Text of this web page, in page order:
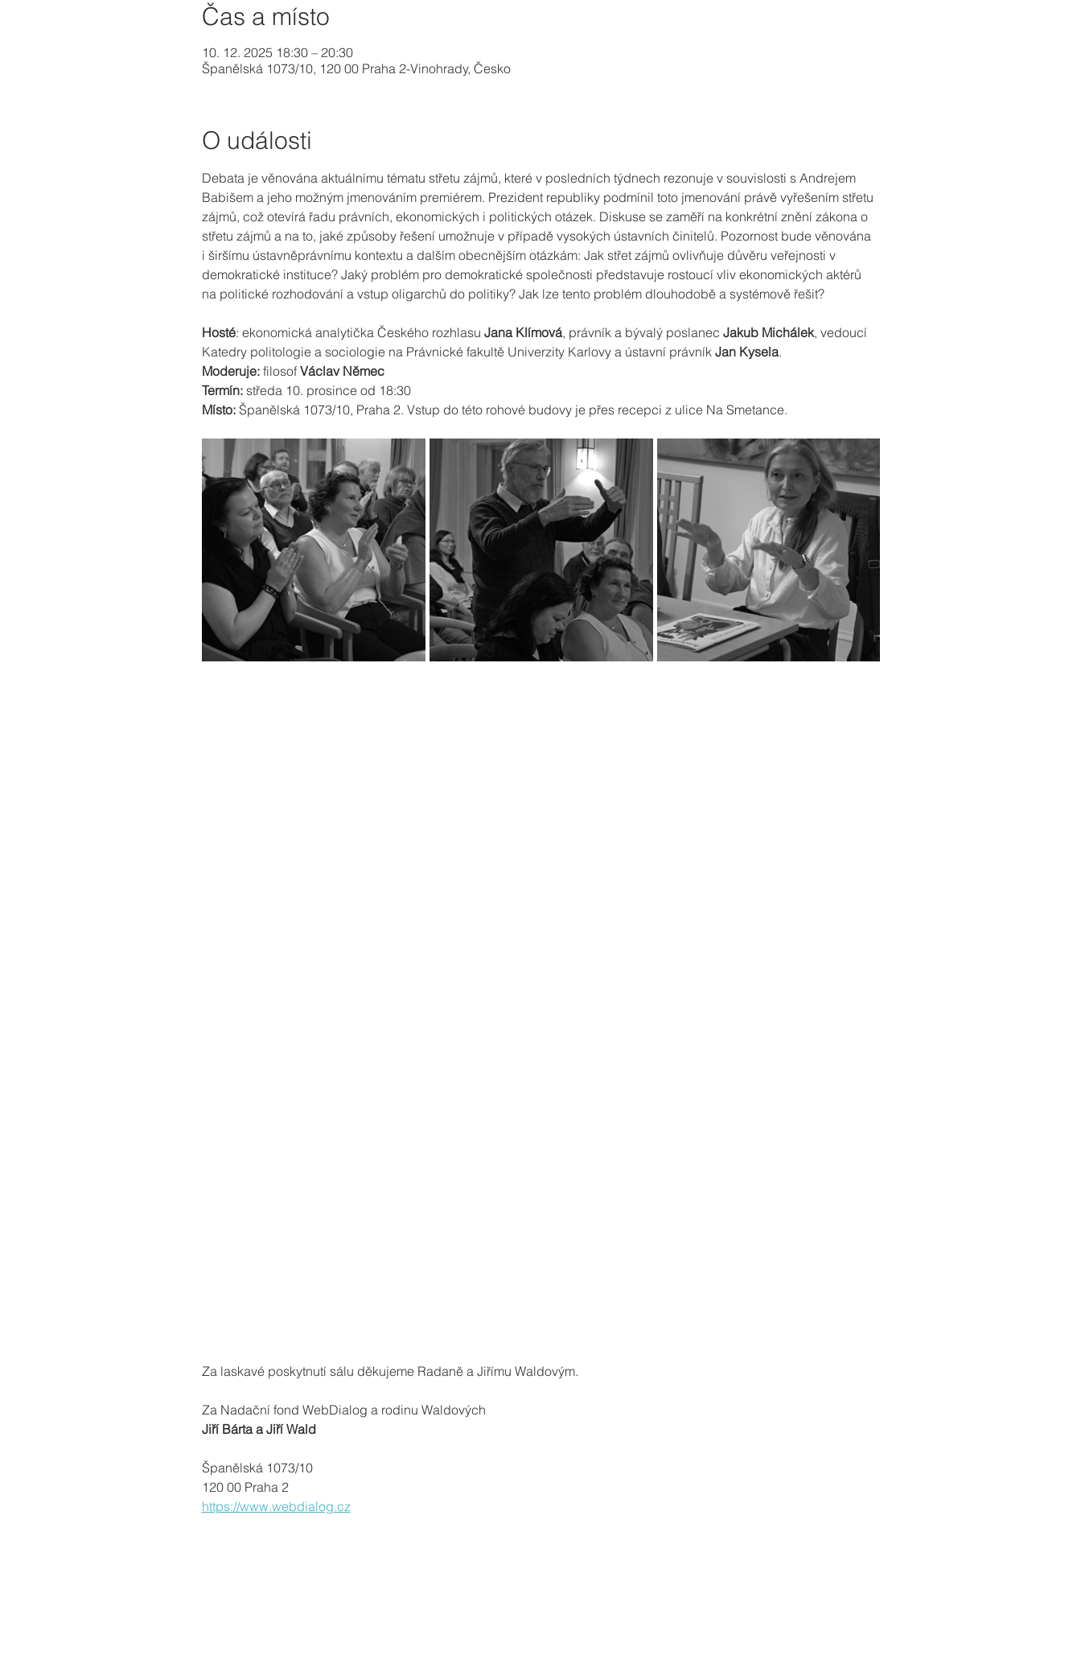
Čas a místo
10. 12. 2025 18:30 – 20:30
Španělská 1073/10, 120 00 Praha 2-Vinohrady, Česko
O události
Debata je věnována aktuálnímu tématu střetu zájmů, které v posledních týdnech rezonuje v souvislosti s Andrejem
Babišem a jeho možným jmenováním premiérem. Prezident republiky podmínil toto jmenování právě vyřešením střetu
zájmů, což otevírá řadu právních, ekonomických i politických otázek. Diskuse se zaměří na konkrétní znění zákona o
střetu zájmů a na to, jaké způsoby řešení umožnuje v případě vysokých ústavních činitelů. Pozornost bude věnována
i širšímu ústavněprávnímu kontextu a dalším obecnějším otázkám: Jak střet zájmů ovlivňuje důvěru veřejnosti v
demokratické instituce? Jaký problém pro demokratické společnosti představuje rostoucí vliv ekonomických aktérů
na politické rozhodování a vstup oligarchů do politiky? Jak lze tento problém dlouhodobě a systémově řešit?
Hosté: ekonomická analytička Českého rozhlasu Jana Klímová, právník a bývalý poslanec Jakub Michálek, vedoucí
Katedry politologie a sociologie na Právnické fakultě Univerzity Karlovy a ústavní právník Jan Kysela.
Moderuje: filosof Václav Němec
Termín: středa 10. prosince od 18:30
Místo: Španělská 1073/10, Praha 2. Vstup do této rohové budovy je přes recepci z ulice Na Smetance.
Za laskavé poskytnutí sálu děkujeme Radaně a Jiřímu Waldovým.
Za Nadační fond WebDialog a rodinu Waldových
Jiří Bárta a Jiří Wald
Španělská 1073/10
120 00 Praha 2
https://www.webdialog.cz